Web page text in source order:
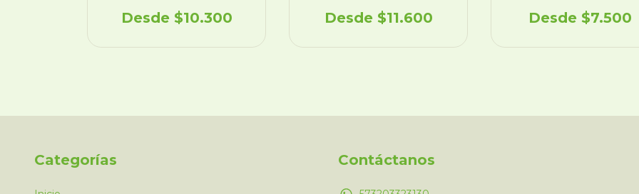
$10.300 $11.600 $7.500
Categorías Contáctanos